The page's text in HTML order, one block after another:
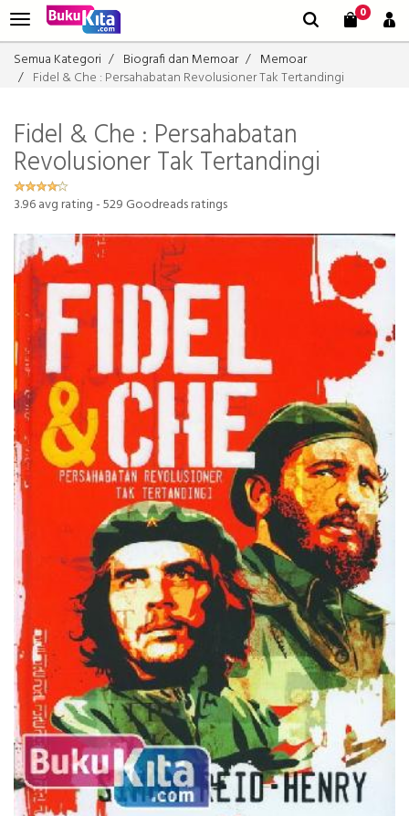
0
Semua Kategori Biografi dan Memoar
Memoar
Fidel & Che : Persahabatan Revolusioner Tak Tertandingi
Fidel & Che : Persahabatan
Revolusioner Tak Tertandingi
3.96avg rating -529 Goodreads ratings